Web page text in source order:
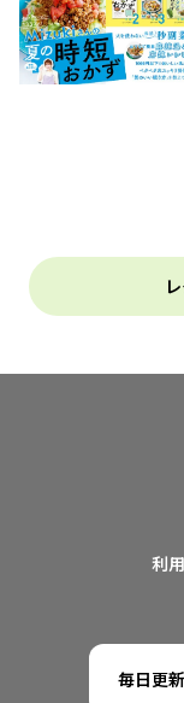
利
毎日更